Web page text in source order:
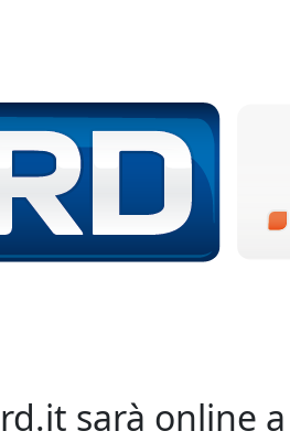
sarà online